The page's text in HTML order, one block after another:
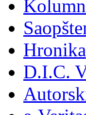
Hronika
D.I.C.